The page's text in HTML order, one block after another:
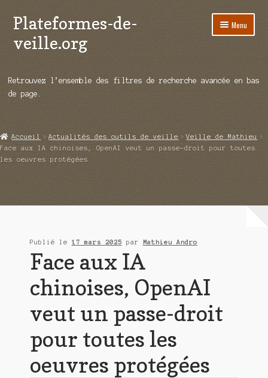
Aller
à
la
Aller
au
contenu
Plateformes-de-
veille.org
Menu
Répertoire d’ouitils
Démos vidéos
Ouvrir
Qui sommes-nous ?
Retrouvez l’ensemble des filtres de recherche avancée en bas
de page.
Accueil Actualités des outils de veille
Veille de Mathieu
Face aux IA chinoises, OpenAI veut un passe-droit pour toutes
les oeuvres protégées
Publié le 17 mars 2025 par Mathieu Andro
Face aux IA
chinoises, OpenAI
veut un passe-droit
pour toutes les
oeuvres protégées